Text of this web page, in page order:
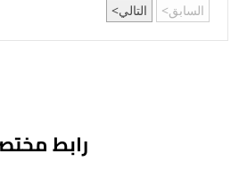
السابق التالي
رابط